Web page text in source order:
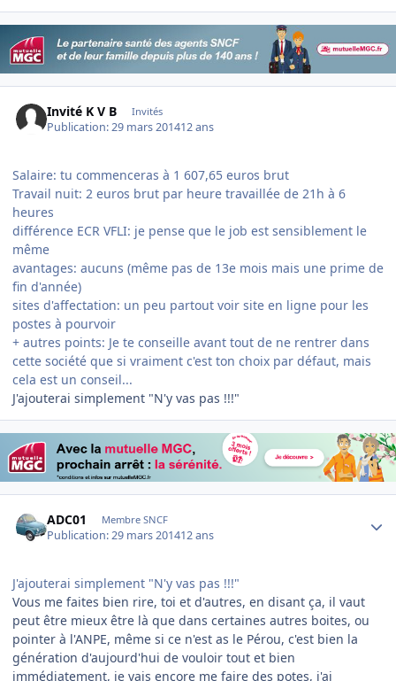
Invité K V B Invités
Publication:29 mars 201412 ans
Salaire: tu commenceras à 1 607,65 euros brut
Travail nuit: 2 euros brut par heure travaillée de 21h à 6
heures
différence ECR VFLI: je pense que le job est sensiblement le
même
avantages: aucuns (même pas de 13e mois mais une prime de
fin d'année)
sites d'affectation: un peu partout voir site en ligne pour les
postes à pourvoir
+ autres points: Je te conseille avant tout de ne rentrer dans
cette société que si vraiment c'est ton choix par défaut, mais
cela est un conseil...
J'ajouterai simplement "N'y vas pas !!!"
ADC01 Membre SNCF
Publication:29 mars 201412 ans
J'ajouterai simplement "N'y vas pas !!!"
Vous me faites bien rire, toi et d'autres, en disant ça, il vaut
peut être mieux être là que dans certaines autres boites, ou
pointer à l'ANPE, même si ce n'est as le Pérou, c'est bien la
génération d'aujourd'hui de vouloir tout et bien
immédiatement, je vais encore me faire des potes, j'ai